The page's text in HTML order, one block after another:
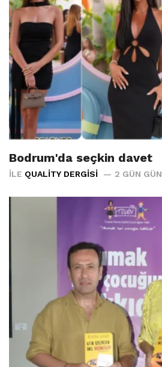
Bodrum'da seçkin davet
İLE QUALITY DERGISI 2 GÜN GÜN